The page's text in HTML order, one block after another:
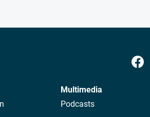
Multimedia
Podcasts